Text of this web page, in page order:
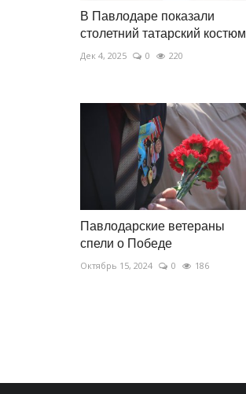
В Павлодаре показали
столетний татарский костюм
Дек 4, 2025 0 220
Павлодарские ветераны
спели о Победе
Октябрь 15, 2024 0 186